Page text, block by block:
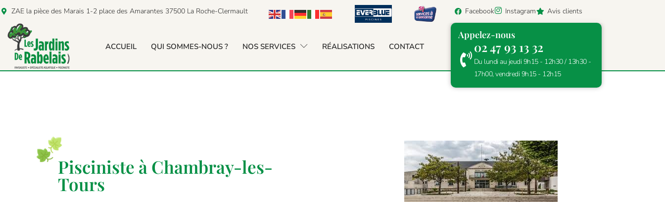
ZAE la pièce des Marais 1-2 place des Amarantes 37500 La Roche-Clermault Facebook Instagram Avis clients
ACCUEIL QUI SOMMES-NOUS ? NOS SERVICES RÉALISATIONS CONTACT
Appelez-nous
02 47 93 13 32
Du lundi au jeudi 9h15 - 12h30 / 13h30 -
17h00, vendredi 9h15 - 12h15
Pisciniste à Chambray-les-
Tours